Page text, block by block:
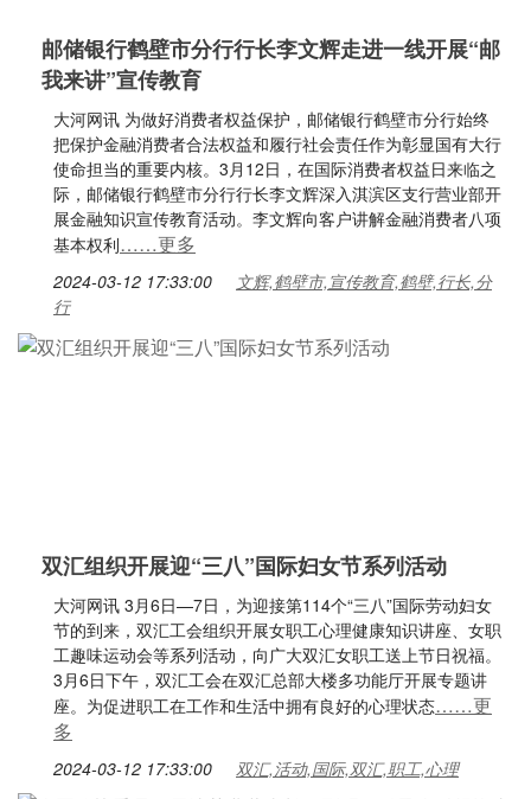
邮储银行鹤壁市分行行长李文辉走进一线开展“邮
我来讲”宣传教育
大河网讯 为做好消费者权益保护，邮储银行鹤壁市分行始终
把保护金融消费者合法权益和履行社会责任作为彰显国有大行
使命担当的重要内核。3月12日，在国际消费者权益日来临之
际，邮储银行鹤壁市分行行长李文辉深入淇滨区支行营业部开
展金融知识宣传教育活动。李文辉向客户讲解金融消费者八项
基本权利……更多
2024-03-12 17:33:00
文辉,鹤壁市,宣传教育,鹤壁,行长,分
行
双汇组织开展迎“三八”国际妇女节系列活动
大河网讯 3月6日—7日，为迎接第114个“三八”国际劳动妇女
节的到来，双汇工会组织开展女职工心理健康知识讲座、女职
工趣味运动会等系列活动，向广大双汇女职工送上节日祝福。
3月6日下午，双汇工会在双汇总部大楼多功能厅开展专题讲
座。为促进职工在工作和生活中拥有良好的心理状态……更
多
2024-03-12 17:33:00 双汇,活动,国际,双汇,职工,心理